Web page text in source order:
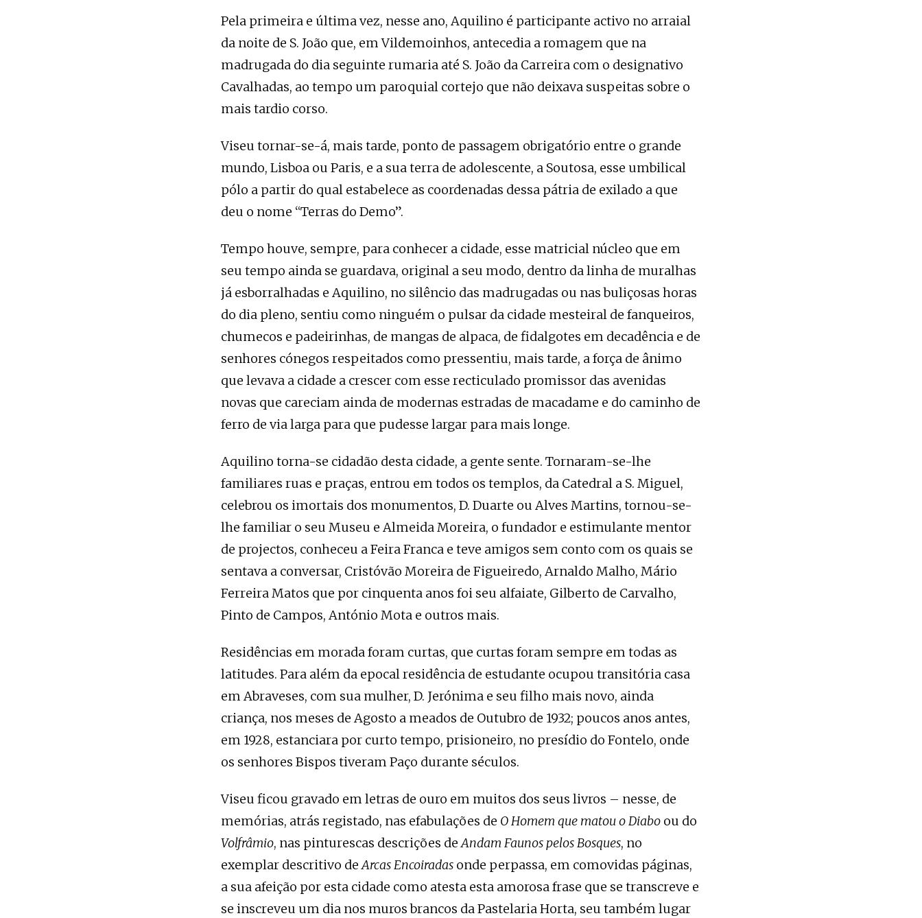
Pela primeira e última vez, nesse ano, Aquilino é participante activo no arraial
da noite de S. João que, em Vildemoinhos, antecedia a romagem que na
madrugada do dia seguinte rumaria até S. João da Carreira com o designativo
Cavalhadas, ao tempo um paroquial cortejo que não deixava suspeitas sobre o
mais tardio corso.
Viseu tornar-se-á, mais tarde, ponto de passagem obrigatório entre o grande
mundo, Lisboa ou Paris, e a sua terra de adolescente, a Soutosa, esse umbilical
pólo a partir do qual estabelece as coordenadas dessa pátria de exilado a que
deu o nome “Terras do Demo”.
Tempo houve, sempre, para conhecer a cidade, esse matricial núcleo que em
seu tempo ainda se guardava, original a seu modo, dentro da linha de muralhas
já esborralhadas e Aquilino, no silêncio das madrugadas ou nas buliçosas horas
do dia pleno, sentiu como ninguém o pulsar da cidade mesteiral de fanqueiros,
chumecos e padeirinhas, de mangas de alpaca, de fidalgotes em decadência e de
senhores cónegos respeitados como pressentiu, mais tarde, a força de ânimo
que levava a cidade a crescer com esse recticulado promissor das avenidas
novas que careciam ainda de modernas estradas de macadame e do caminho de
ferro de via larga para que pudesse largar para mais longe.
Aquilino torna-se cidadão desta cidade, a gente sente. Tornaram-se-lhe
familiares ruas e praças, entrou em todos os templos, da Catedral a S. Miguel,
celebrou os imortais dos monumentos, D. Duarte ou Alves Martins, tornou-se-
lhe familiar o seu Museu e Almeida Moreira, o fundador e estimulante mentor
de projectos, conheceu a Feira Franca e teve amigos sem conto com os quais se
sentava a conversar, Cristóvão Moreira de Figueiredo, Arnaldo Malho, Mário
Ferreira Matos que por cinquenta anos foi seu alfaiate, Gilberto de Carvalho,
Pinto de Campos, António Mota e outros mais.
Residências em morada foram curtas, que curtas foram sempre em todas as
latitudes. Para além da epocal residência de estudante ocupou transitória casa
em Abraveses, com sua mulher, D. Jerónima e seu filho mais novo, ainda
criança, nos meses de Agosto a meados de Outubro de 1932; poucos anos antes,
em 1928, estanciara por curto tempo, prisioneiro, no presídio do Fontelo, onde
os senhores Bispos tiveram Paço durante séculos.
Viseu ficou gravado em letras de ouro em muitos dos seus livros – nesse, de
memórias, atrás registado, nas efabulações de O Homem que matou o Diabo ou do
Volfrâmio, nas pinturescas descrições deAndam Faunos pelos Bosques, no
exemplar descritivo deArcas Encoiradas onde perpassa, em comovidas páginas,
a sua afeição por esta cidade como atesta esta amorosa frase que se transcreve e
se inscreveu um dia nos muros brancos da Pastelaria Horta, seu também lugar